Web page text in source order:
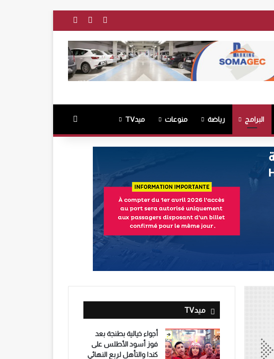
فيسبوك‫YouTube
البرامج رياضة منوعات ميدTV
ميدTV
أجواء خيالية بطنجة بعد
فوز أسود الأطلس على
كندا والتأهل لربع النهائي